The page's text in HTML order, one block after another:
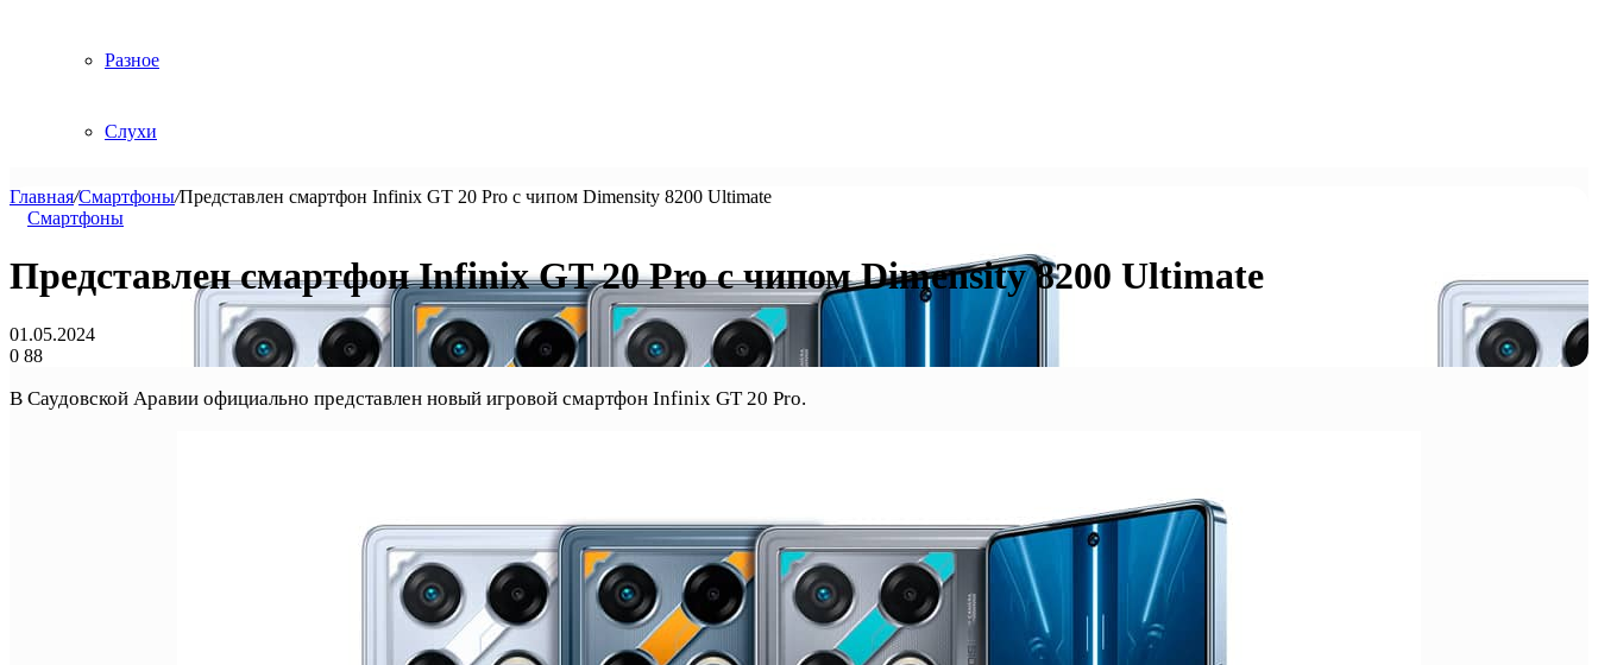
Разное
Слухи
Главная/Смартфоны/Представлен смартфон Infinix GT 20 Pro с чипом Dimensity 8200 Ultimate
Смартфоны
Представлен смартфон Infinix GT 20 Pro с чипом Dimensity 8200 Ultimate
01.05.2024
0 88
В Саудовской Аравии официально представлен новый игровой смартфон Infinix GT 20 Pro.